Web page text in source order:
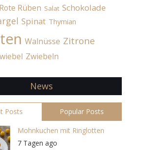
Rote Rüben Salat Schokolade
Spinat Thymian
Walnüsse Zitrone
Zwiebeln
News
Posts Popular Posts
Mohnkuchen mit Ringlotten
7 Tagen ago